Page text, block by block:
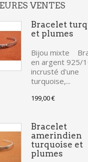
VENTES
Bracelet
et plumes
Bijou mixte
en argent 925/
incrusté d'une
turquoise,...
199,00 €
Bracelet
amerindien
turquoise et
plumes